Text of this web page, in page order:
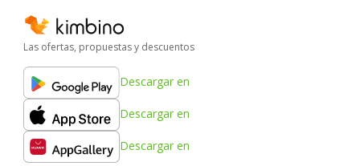
Las ofertas, propuestas y descuentos
Descargar en
Descargar en
Descargar en